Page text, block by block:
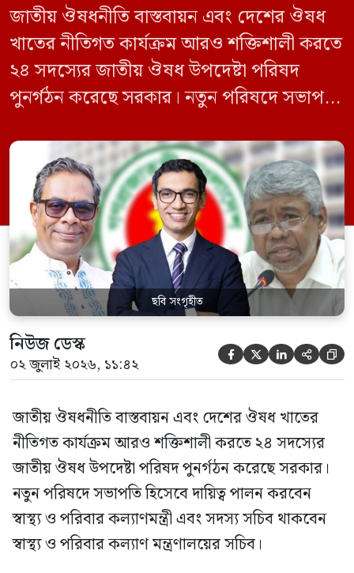
জাতীয় ঔষধনীতি বাস্তবায়ন এবং দেশের ঔষধ
খাতের নীতিগত কার্যক্রম আরও শক্তিশালী করতে
২৪ সদস্যের জাতীয় ঔষধ উপদেষ্টা পরিষদ
পুনর্গঠন করেছে সরকার। নতুন পরিষদে সভাপতি
কল্যাণমন্ত্রী এবং সদস্য সচিব থাকবেন স্বাস্থ্য ও
পরিবার কল্যাণ মন্ত্রণালয়ের সচিব। একই সঙ্গে
স্বাস্থ্য প্রতিমন্ত্রী, বাংলাদেশ বিনিয়োগ উন্নয়ন
কর্তৃপক্ষ (বিডা)-এর নির্বাহী চেয়ারম্যান এবং
জাতীয় […]
ছবি সংগৃহীত
নিউজ ডেস্ক
০২ জুলাই ২০২৬, ১১:৪২     
জাতীয় ঔষধনীতি বাস্তবায়ন এবং দেশের ঔষধ খাতের
নীতিগত কার্যক্রম আরও শক্তিশালী করতে ২৪ সদস্যের
জাতীয় ঔষধ উপদেষ্টা পরিষদ পুনর্গঠন করেছে সরকার।
নতুন পরিষদে সভাপতি হিসেবে দায়িত্ব পালন করবেন
স্বাস্থ্য ও পরিবার কল্যাণমন্ত্রী এবং সদস্য সচিব থাকবেন
স্বাস্থ্য ও পরিবার কল্যাণ মন্ত্রণালয়ের সচিব।